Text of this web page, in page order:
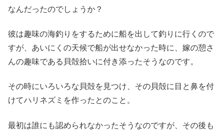
なんだったのでしょうか？
彼は趣味の海釣りをするために船を出して釣りに行くので
すが、あいにくの天候で船が出せなかった時に、嫁の憩さ
んの趣味である貝殻拾いに付き添ったそうなのです。
その時にいろいろな貝殻を見つけ、その貝殻に目と鼻を付
けてハリネズミを作ったとのこと。
最初は誰にも認められなかったそうなのですが、その後も